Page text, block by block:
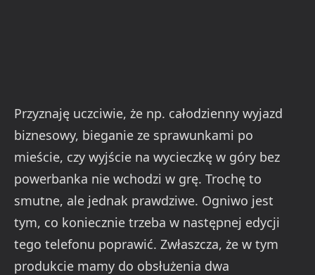
Przyznaję uczciwie, że np. całodzienny wyjazd
biznesowy, bieganie ze sprawunkami po
mieście, czy wyjście na wycieczkę w góry bez
powerbanka nie wchodzi w grę. Trochę to
smutne, ale jednak prawdziwe. Ogniwo jest
tym, co koniecznie trzeba w następnej edycji
tego telefonu poprawić. Zwłaszcza, że w tym
produkcie mamy do obsłużenia dwa